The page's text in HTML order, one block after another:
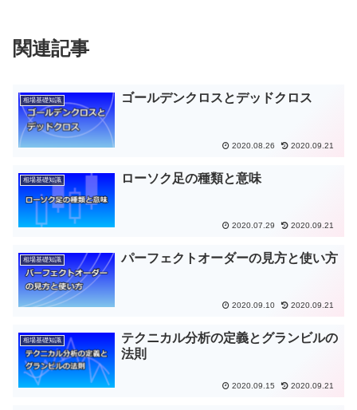
関連記事
相場基礎知識 ゴールデンクロスとデッドクロス
2020.08.26 2020.09.21
相場基礎知識 ローソク足の種類と意味
2020.07.29 2020.09.21
相場基礎知識 パーフェクトオーダーの見方と使い方
2020.09.10 2020.09.21
相場基礎知識
テクニカル分析の定義とグランビルの
法則
2020.09.15 2020.09.21